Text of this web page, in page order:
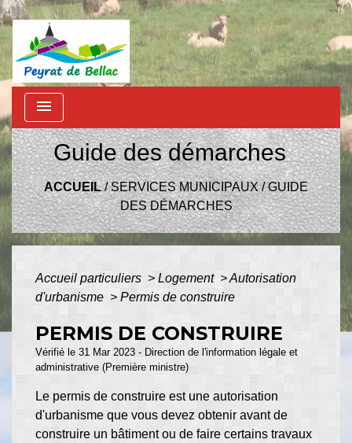
menu
Guide des démarches
ACCUEIL/SERVICES MUNICIPAUX/GUIDE
DES DÉMARCHES
Accueil particuliers > Logement >Autorisation
d'urbanisme > Permis de construire
PERMIS DE CONSTRUIRE
Vérifié le 31 Mar 2023 - Direction de l'information légale et
administrative (Première ministre)
Le permis de construire est une autorisation
d'urbanisme que vous devez obtenir avant de
construire un bâtiment ou de faire certains travaux